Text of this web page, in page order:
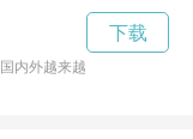
内外越来越受欢迎。越来
下载